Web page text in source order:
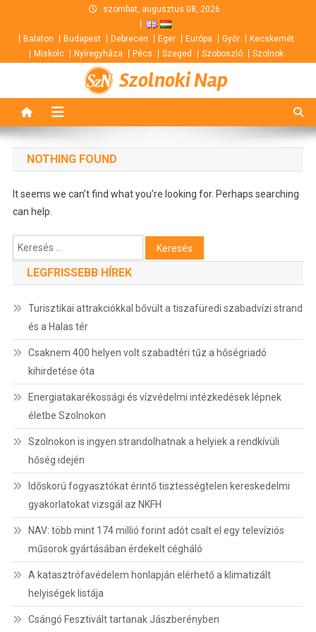
content
szombat, augusztus 08, 2026
Balaton Budapest Debrecen Eger Európa Győr
Kecskemét
Miskolc
Nyíregyháza Pécs Szeged Szoboszló Szolnok
Szolnoki Nap
NOTHING FOUND
It seems we can’t find what you’re looking for. Perhaps searching
can help.
Keresés:
LEGFRISSEBB HÍREK
Turisztikai attrakciókkal bővült a tiszafüredi szabadvízi strand
és a Halas tér
Csaknem 400 helyen volt szabadtéri tűz a hőségriadó
kihirdetése óta
Energiatakarékossági és vízvédelmi intézkedések lépnek
életbe Szolnokon
Szolnokon is ingyen strandolhatnak a helyiek a rendkívüli
hőség idején
Időskorú fogyasztókat érintő tisztességtelen kereskedelmi
gyakorlatokat vizsgál az NKFH
NAV: több mint 174 millió forint adót csalt el egy televíziós
műsorok gyártásában érdekelt cégháló
A katasztrófavédelem honlapján elérhető a klimatizált
helyiségek listája
Csángó Fesztivált tartanak Jászberényben